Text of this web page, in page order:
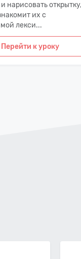
нарисовать
их с
лекси...
Перейти к уроку